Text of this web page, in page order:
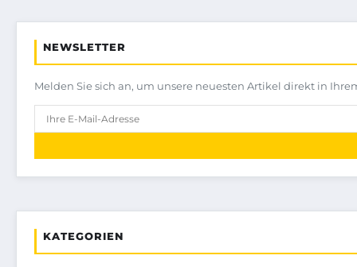
NEWSLETTER
Melden Sie sich an, um unsere neuesten Artikel direkt in
KATEGORIEN